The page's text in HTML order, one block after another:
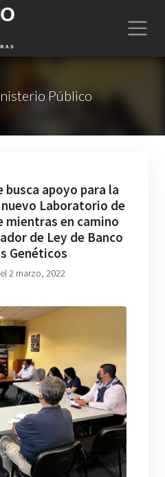
Público
busca apoyo para la
Laboratorio de
mientras en camino
de Ley de Banco
Genéticos
2 marzo, 2022